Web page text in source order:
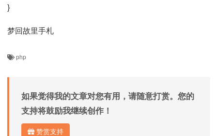
}
梦回故里手札
php
如果觉得我的文章对您有用，请随意打赏。您的
支持将鼓励我继续创作！
赞赏支持